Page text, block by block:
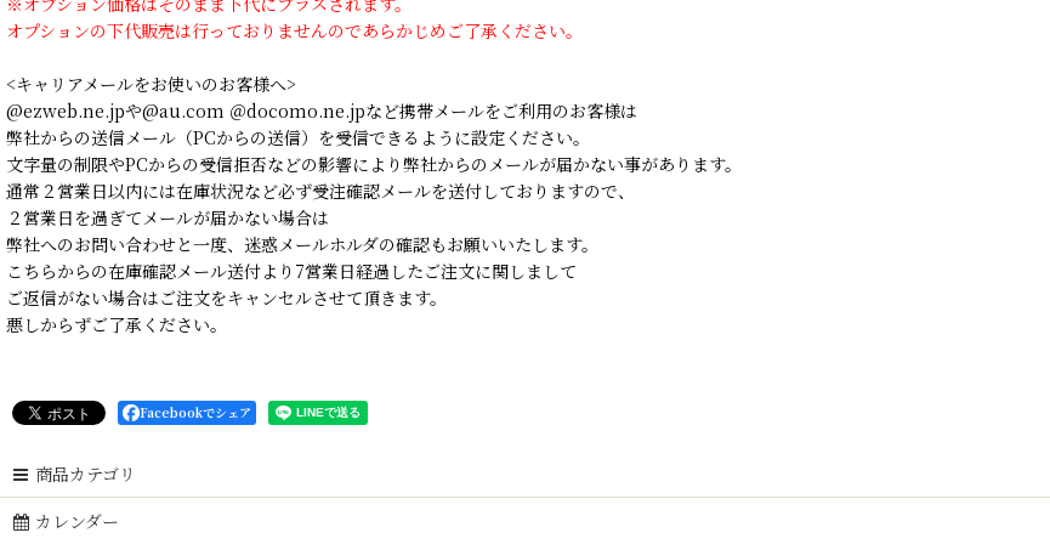
オプションの下代販売は行っておりませんのであらかじめご了承ください。
<キャリアメールをお使いのお客様へ>
@ezweb.ne.jpや@au.com ＠docomo.ne.jpなど携帯メールをご利用のお客様は
弊社からの送信メール（PCからの送信）を受信できるように設定ください。
文字量の制限やPCからの受信拒否などの影響により弊社からのメールが届かない事があります。
通常２営業日以内には在庫状況など必ず受注確認メールを送付しておりますので、
２営業日を過ぎてメールが届かない場合は
弊社へのお問い合わせと一度、迷惑メールホルダの確認もお願いいたします。
こちらからの在庫確認メール送付より7営業日経過したご注文に関しまして
ご返信がない場合はご注文をキャンセルさせて頂きます。
悪しからずご了承ください。
Facebookでシェア
商品カテゴリ
カレンダー